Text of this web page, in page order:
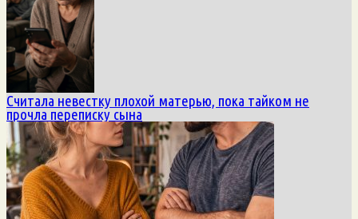
Считала невестку плохой матерью, пока тайком не
прочла переписку сына